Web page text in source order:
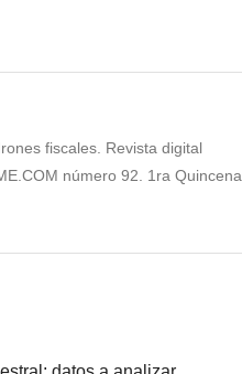
fiscales. Revista digital
número 92. 1ra Quincena